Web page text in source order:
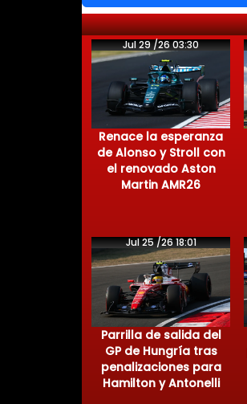
Jul 29 /26 03:30
Renace la esperanza
de Alonso y Stroll con
el renovado Aston
Martin AMR26
Jul 25 /26 18:01
Parrilla de salida del
GP de Hungría tras
penalizaciones para
Hamilton y Antonelli